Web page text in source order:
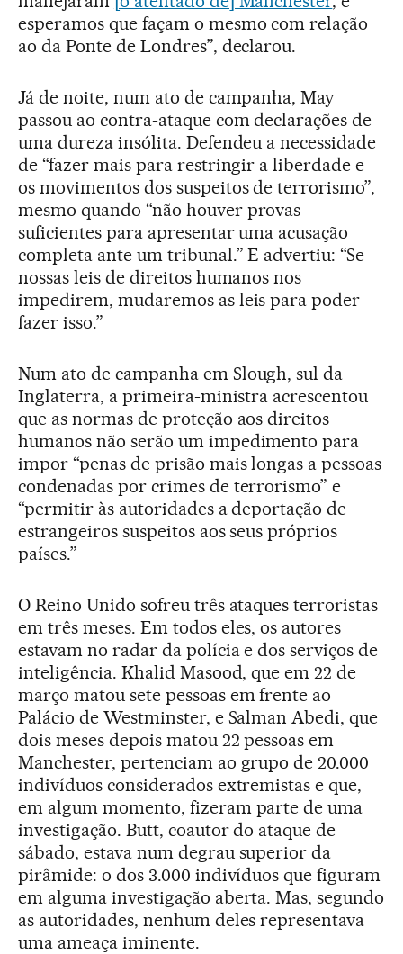
esperamos que façam o mesmo com relação
ao da Ponte de Londres”, declarou.
Já de noite, num ato de campanha, May
passou ao contra-ataque com declarações de
uma dureza insólita. Defendeu a necessidade
de “fazer mais para restringir a liberdade e
os movimentos dos suspeitos de terrorismo”,
mesmo quando “não houver provas
suficientes para apresentar uma acusação
completa ante um tribunal.” E advertiu: “Se
nossas leis de direitos humanos nos
impedirem, mudaremos as leis para poder
fazer isso.”
Num ato de campanha em Slough, sul da
Inglaterra, a primeira-ministra acrescentou
que as normas de proteção aos direitos
humanos não serão um impedimento para
impor “penas de prisão mais longas a pessoas
condenadas por crimes de terrorismo” e
“permitir às autoridades a deportação de
estrangeiros suspeitos aos seus próprios
países.”
O Reino Unido sofreu três ataques terroristas
em três meses. Em todos eles, os autores
estavam no radar da polícia e dos serviços de
inteligência. Khalid Masood, que em 22 de
março matou sete pessoas em frente ao
Palácio de Westminster, e Salman Abedi, que
dois meses depois matou 22 pessoas em
Manchester, pertenciam ao grupo de 20.000
indivíduos considerados extremistas e que,
em algum momento, fizeram parte de uma
investigação. Butt, coautor do ataque de
sábado, estava num degrau superior da
pirâmide: o dos 3.000 indivíduos que figuram
em alguma investigação aberta. Mas, segundo
as autoridades, nenhum deles representava
uma ameaça iminente.